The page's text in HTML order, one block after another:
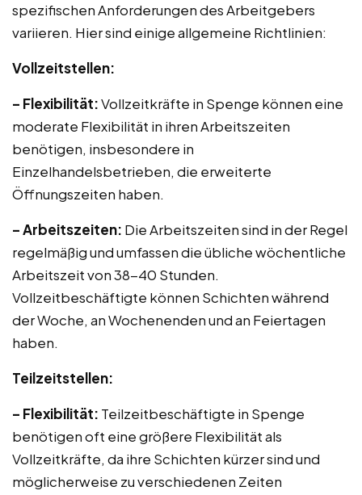
spezifischen Anforderungen des Arbeitgebers
variieren. Hier sind einige allgemeine Richtlinien:
Vollzeitstellen:
– Flexibilität:Vollzeitkräfte in Spenge können eine
moderate Flexibilität in ihren Arbeitszeiten
benötigen, insbesondere in
Einzelhandelsbetrieben, die erweiterte
Öffnungszeiten haben.
– Arbeitszeiten: Die Arbeitszeiten sind in der Regel
regelmäßig und umfassen die übliche wöchentliche
Arbeitszeit von 38-40 Stunden.
Vollzeitbeschäftigte können Schichten während
der Woche, an Wochenenden und an Feiertagen
haben.
Teilzeitstellen:
– Flexibilität: Teilzeitbeschäftigte in Spenge
benötigen oft eine größere Flexibilität als
Vollzeitkräfte, da ihre Schichten kürzer sind und
möglicherweise zu verschiedenen Zeiten